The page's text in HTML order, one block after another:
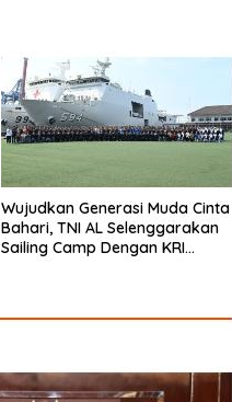
Wujudkan Generasi Muda Cinta
Bahari, TNI AL Selenggarakan
Sailing Camp Dengan KRI